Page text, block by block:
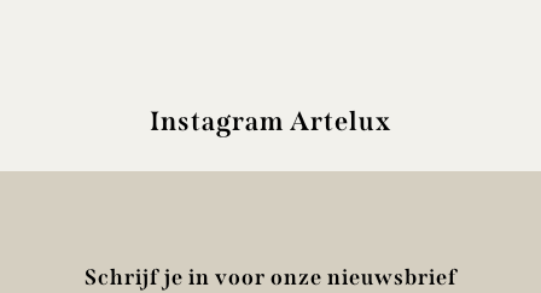
Instagram Artelux
Schrijf je in voor onze nieuwsbrief